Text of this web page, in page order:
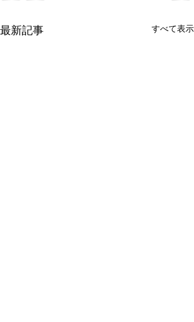
最新記事 すべて表示